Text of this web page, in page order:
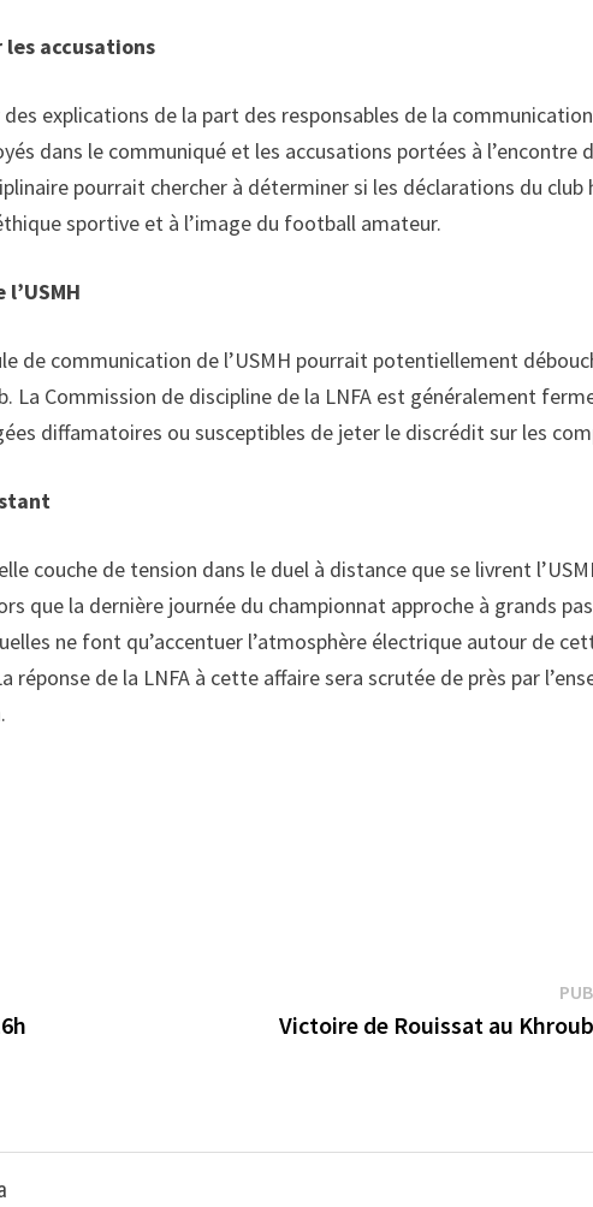
accusations
explications de la part des responsables de la communication
dans le communiqué et les accusations portées à l’encontre
pourrait chercher à déterminer si les déclarations du club
sportive et à l’image du football amateur.
de communication de l’USMH pourrait potentiellement
La Commission de discipline de la LNFA est généralement
diffamatoires ou susceptibles de jeter le discrédit sur les
couche de tension dans le duel à distance que se livrent
que la dernière journée du championnat approche à grands
ne font qu’accentuer l’atmosphère électrique autour de
de la LNFA à cette affaire sera scrutée de près par
:
Victoire de Rouissat au